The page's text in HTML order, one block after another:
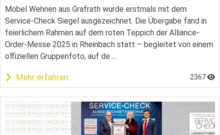
Möbel Wehnen aus Grafrath wurde erstmals mit dem
Service-Check Siegel ausgezeichnet. Die Übergabe fand in
feierlichem Rahmen auf dem roten Teppich der Alliance-
Order-Messe 2025 in Rheinbach statt – begleitet von einem
offiziellen Gruppenfoto, auf de ...
Mehr erfahren 2367